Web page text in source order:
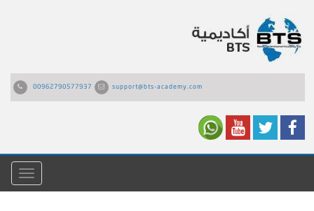
00962790577937 support@bts-academy.com
القائمة